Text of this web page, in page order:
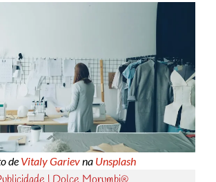
de Vitaly Garievna Unsplash